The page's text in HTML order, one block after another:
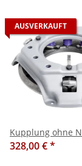
AUSVERKAUFT
Kupplung ohne
328,00 €*